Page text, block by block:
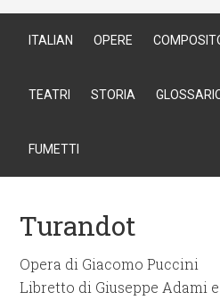
ITALIAN OPERE
TEATRI STORIA
FUMETTI
Turandot
Opera di Giacomo Puccini
Libretto di Giuseppe Adami